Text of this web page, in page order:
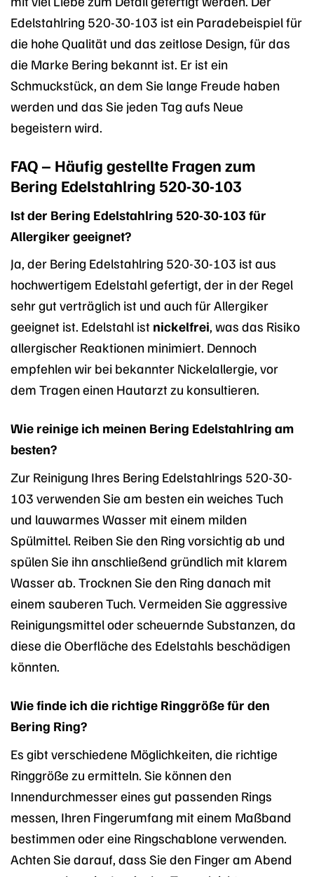
Edelstahlring 520-30-103 ist ein Paradebeispiel für
die hohe Qualität und das zeitlose Design, für das
die Marke Bering bekannt ist. Er ist ein
Schmuckstück, an dem Sie lange Freude haben
werden und das Sie jeden Tag aufs Neue
begeistern wird.
FAQ – Häufig gestellte Fragen zum
Bering Edelstahlring 520-30-103
Ist der Bering Edelstahlring 520-30-103 für
Allergiker geeignet?
Ja, der Bering Edelstahlring 520-30-103 ist aus
hochwertigem Edelstahl gefertigt, der in der Regel
sehr gut verträglich ist und auch für Allergiker
geeignet ist. Edelstahl ist nickelfrei, was das Risiko
allergischer Reaktionen minimiert. Dennoch
empfehlen wir bei bekannter Nickelallergie, vor
dem Tragen einen Hautarzt zu konsultieren.
Wie reinige ich meinen Bering Edelstahlring am
besten?
Zur Reinigung Ihres Bering Edelstahlrings 520-30-
103 verwenden Sie am besten ein weiches Tuch
und lauwarmes Wasser mit einem milden
Spülmittel. Reiben Sie den Ring vorsichtig ab und
spülen Sie ihn anschließend gründlich mit klarem
Wasser ab. Trocknen Sie den Ring danach mit
einem sauberen Tuch. Vermeiden Sie aggressive
Reinigungsmittel oder scheuernde Substanzen, da
diese die Oberfläche des Edelstahls beschädigen
könnten.
Wie finde ich die richtige Ringgröße für den
Bering Ring?
Es gibt verschiedene Möglichkeiten, die richtige
Ringgröße zu ermitteln. Sie können den
Innendurchmesser eines gut passenden Rings
messen, Ihren Fingerumfang mit einem Maßband
bestimmen oder eine Ringschablone verwenden.
Achten Sie darauf, dass Sie den Finger am Abend